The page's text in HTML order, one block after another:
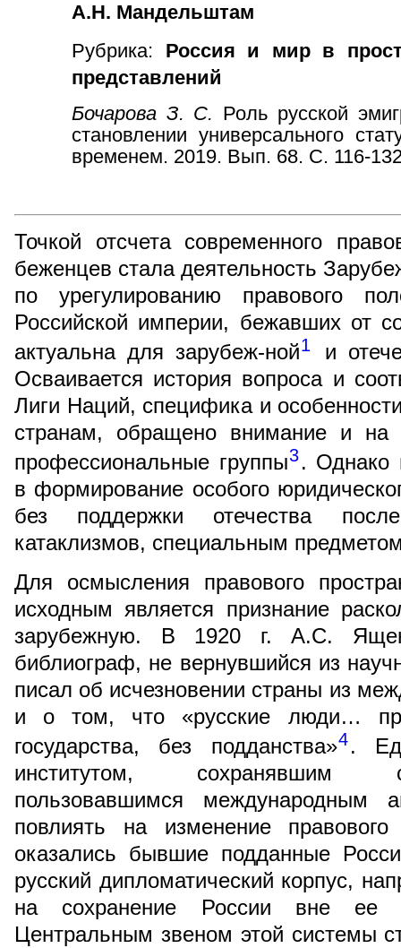
А.Н. Мандельштам
Рубрика: Россия и мир в
представлений
Бочарова З. С. Роль русской
становлении универсального
временем. 2019. Вып. 68. С. 116-
Точкой отсчета современного
беженцев стала деятельность
по урегулированию правового
Российской империи, бежавших от
актуальна для зарубеж-ной1
и
Осваивается история вопроса и
Лиги Наций, специфика и
странам, обращено внимание и на
профессиональные группы3. Однако
в формирование особого
без поддержки отечества
катаклизмов, специальным
Для осмысления правового
исходным является признание
зарубежную. В 1920 г. А.С.
библиограф, не вернувшийся из
писал об исчезновении страны из
и о том, что «русские люди…
государства, без подданства»4.
институтом, сохранявшим
пользовавшимся международным
повлиять на изменение
оказались бывшие подданные
русский дипломатический корпус,
на сохранение России вне ее
Центральным звеном этой системы